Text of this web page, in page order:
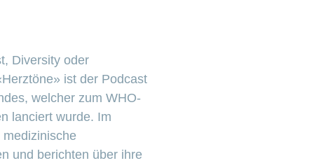
Diversity oder
ist der Podcast
welcher zum WHO-
lanciert wurde. Im
und berichten über ihre